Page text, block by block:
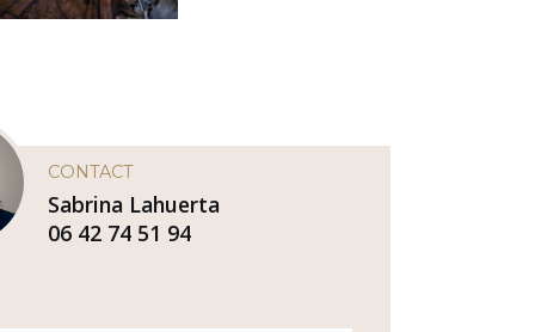
CONTACT
Sabrina Lahuerta
06 42 74 51 94